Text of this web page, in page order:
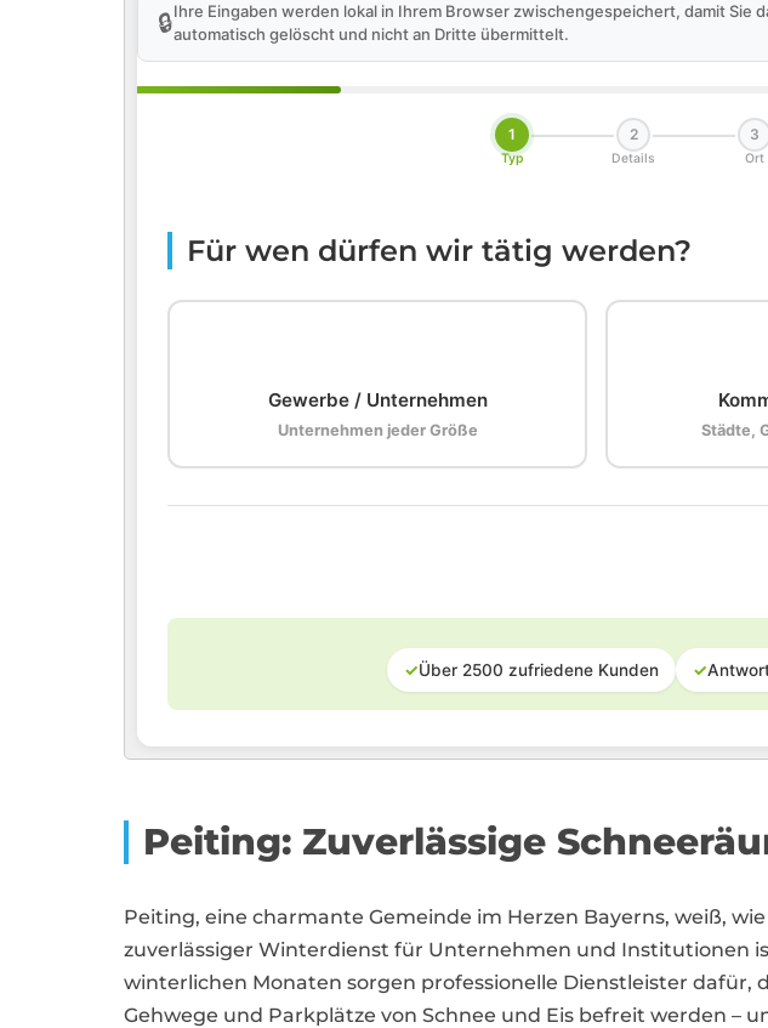
🔒Ihre Eingaben werden lokal in Ihrem Browser zwischengespeichert, damit Sie
automatisch gelöscht und nicht an Dritte übermittelt.
1
Typ
2
Details
3
Ort
Für wen dürfen wir tätig werden?
Gewerbe / Unternehmen
Unternehmen jeder Größe Städte,
✓Über 2500 zufriedene Kunden ✓
Peiting: Zuverlässige
Peiting, eine charmante Gemeinde im Herzen Bayerns, weiß,
zuverlässiger Winterdienst für Unternehmen und Institutionen
winterlichen Monaten sorgen professionelle Dienstleister dafür,
Gehwege und Parkplätze von Schnee und Eis befreit werden –